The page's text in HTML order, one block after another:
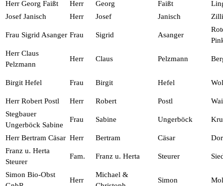
Herr Georg Faißt Herr Georg Faißt
Josef Janisch
Herr Josef Janisch
Frau Sigrid Asanger Frau Sigrid Asanger
Herr Claus
Pelzmann
Herr Claus Pelzmann
Birgit Hefel Frau Birgit Hefel
Herr Robert Postl Herr Robert Postl
Stegbauer
Ungerböck Sabine
Frau Sabine Ungerböck
Herr Bertram Cäsar Herr Bertram Cäsar
Franz u. Herta
Steurer
Fam. Franz u. Herta Steurer
Simon Bio-Obst
Herr
Michael &
Simon